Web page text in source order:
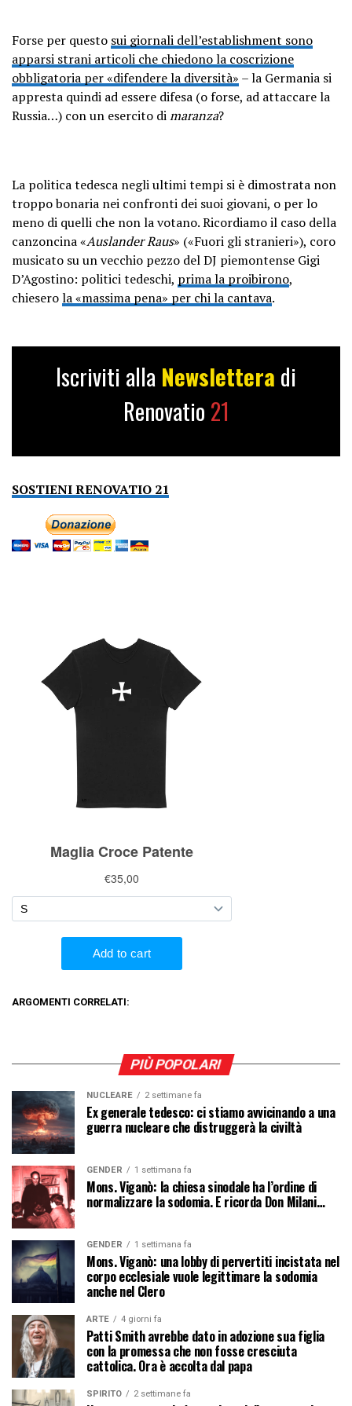
Forse per questo sui giornali dell’establishment sono
apparsi strani articoli che chiedono la coscrizione
obbligatoria per «difendere la diversità» – la Germania si
appresta quindi ad essere difesa (o forse, ad attaccare la
Russia…) con un esercito dimaranza?
La politica tedesca negli ultimi tempi si è dimostrata non
troppo bonaria nei confronti dei suoi giovani, o per lo
meno di quelli che non la votano. Ricordiamo il caso della
canzoncina «Auslander Raus» («Fuori gli stranieri»), coro
musicato su un vecchio pezzo del DJ piemontense Gigi
D’Agostino: politici tedeschi, prima la proibirono,
chieserola «massima pena» per chi la cantava.
Iscriviti alla Newslettera di
Renovatio 21
SOSTIENI RENOVATIO 21
ARGOMENTI CORRELATI:
PIÙ POPOLARI
NUCLEARE 2 settimane fa
Ex generale tedesco: ci stiamo avvicinando a una
guerra nucleare che distruggerà la civiltà
GENDER 1 settimana fa
Mons. Viganò: la chiesa sinodale ha l’ordine di
normalizzare la sodomia. E ricorda Don Milani…
GENDER 1 settimana fa
Mons. Viganò: una lobby di pervertiti incistata nel
corpo ecclesiale vuole legittimare la sodomia
anche nel Clero
ARTE 4 giorni fa
Patti Smith avrebbe dato in adozione sua figlia
con la promessa che non fosse cresciuta
cattolica. Ora è accolta dal papa
SPIRITO 2 settimane fa